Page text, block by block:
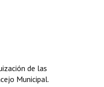
de las
Municipal.